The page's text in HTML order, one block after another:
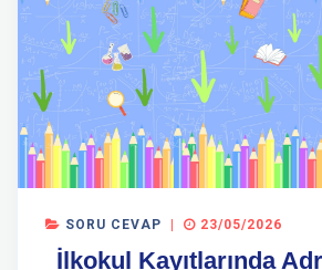
SORU CEVAP 23/05/2026
İlkokul Kayıtlarında